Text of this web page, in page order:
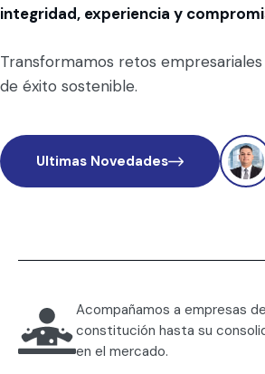
integridad, experiencia y
Transformamos retos
de éxito sostenible.
Ultimas Novedades
Acompañamos a empresas
constitución hasta su
en el mercado.